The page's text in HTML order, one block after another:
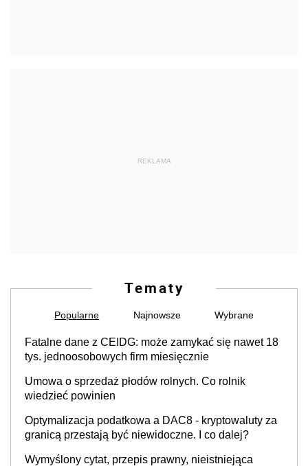
REKLAMA
Tematy
Popularne Najnowsze Wybrane
Fatalne dane z CEIDG: może zamykać się nawet 18
tys. jednoosobowych firm miesięcznie
Umowa o sprzedaż płodów rolnych. Co rolnik
wiedzieć powinien
Optymalizacja podatkowa a DAC8 - kryptowaluty za
granicą przestają być niewidoczne. I co dalej?
Wymyślony cytat, przepis prawny, nieistniejąca